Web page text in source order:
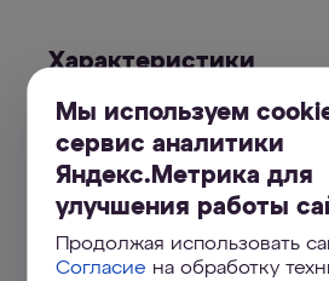
Характеристики
Комплект из 2 штук
Мы используем
сервис аналитики
Яндекс.Метрика для
улучшения работы
Продолжая использовать
Согласие на обработку